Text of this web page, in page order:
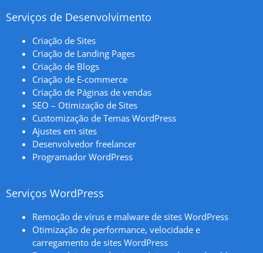
Serviços de Desenvolvimento
Criação de Sites
Criação de Landing Pages
Criação de Blogs
Criação de E-commerce
Criação de Páginas de vendas
SEO – Otimização de Sites
Customização de Temas WordPress
Ajustes em sites
Desenvolvedor freelancer
Programador WordPress
Serviços WordPress
Remoção de vírus e malware de sites WordPress
Otimização de performance, velocidade e
carregamento de sites WordPress